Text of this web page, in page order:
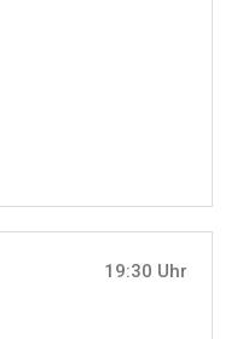
19:30 Uhr